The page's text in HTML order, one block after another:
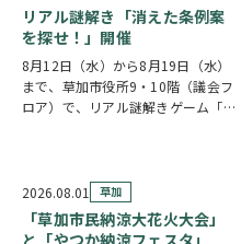
リアル謎解き「消えた条例案
を探せ！」開催
8月12日（水）から8月19日（水）
まで、草加市役所9・10階（議会フ
ロア）で、リアル謎解きゲーム「消
謎を解きながら、行方不明となった
「ある条例…
2026.08.01 草加
「草加市民納涼大花火大会」
と「やつか納涼フェスタ」